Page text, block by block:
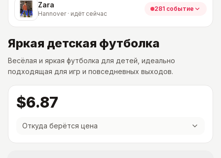
Zara
Hannover · идёт сейчас
281 событие
Яркая детская футболка
Весёлая и яркая футболка для детей, идеально
подходящая для игр и повседневных выходов.
$6.87
Откуда берётся цена